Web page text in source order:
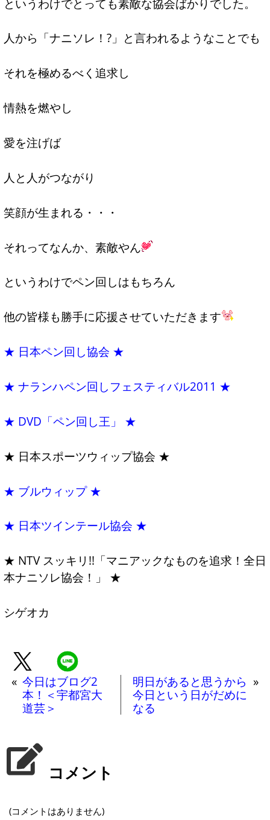
というわけでとっても素敵な協会ばかりでした。
人から「ナニソレ！?」と言われるようなことでも
それを極めるべく追求し
情熱を燃やし
愛を注げば
人と人がつながり
笑顔が生まれる・・・
それってなんか、素敵やん
というわけでペン回しはもちろん
他の皆様も勝手に応援させていただきます
★ 日本ペン回し協会 ★
★ ナランハペン回しフェスティバル2011 ★
★ DVD「ペン回し王」 ★
★ 日本スポーツウィップ協会 ★
★ ブルウィップ ★
★ 日本ツインテール協会 ★
★ NTV スッキリ!!「マニアックなものを追求！全日
本ナニソレ協会！」 ★
シゲオカ
« 今日はブログ2
本！＜宇都宮大
道芸＞
明日があると思うから
今日という日がだめに
なる
»
コメント
(コメントはありません)